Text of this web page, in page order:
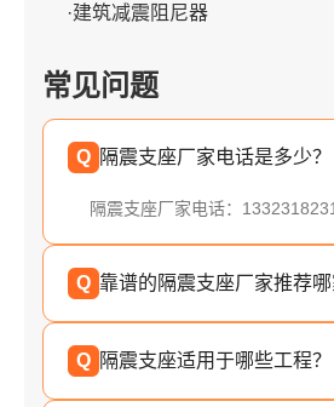
·建筑减震阻尼器
常见问题
Q 隔震支座厂家电话是多少？
隔震支座厂家电话：
Q 靠谱的隔震支座厂家推荐哪
Q 隔震支座适用于哪些工程？